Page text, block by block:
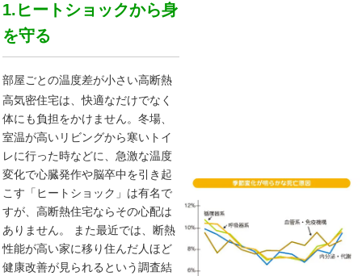
1.ヒートショックから身
を守る
部屋ごとの温度差が小さい高断熱
高気密住宅は、快適なだけでなく
体にも負担をかけません。冬場、
室温が高いリビングから寒いトイ
レに行った時などに、急激な温度
変化で心臓発作や脳卒中を引き起
こす「ヒートショック」は有名で
すが、高断熱住宅ならその心配は
ありません。 また最近では、断熱
性能が高い家に移り住んだ人ほど
健康改善が見られるという調査結